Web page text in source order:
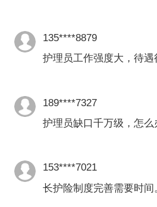
长期护理员的年龄在
境不佳以及薪酬待遇
来也留不住的两个主要
司总经理陈冬表示，招
长护服务企业的一大
30%左右的基层服务员
约50%集中在50~55周
135****8879
护理员工作强度大，待遇
189****7327
护理员缺口千万级，怎么
153****7021
长护险制度完善需要时间